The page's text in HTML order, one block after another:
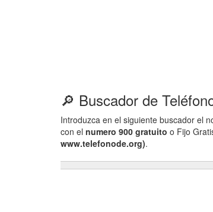
🔎 Buscador de
Introduzca en el siguiente buscador el
con el numero 900 gratuito o Fijo
www.telefonode.org).